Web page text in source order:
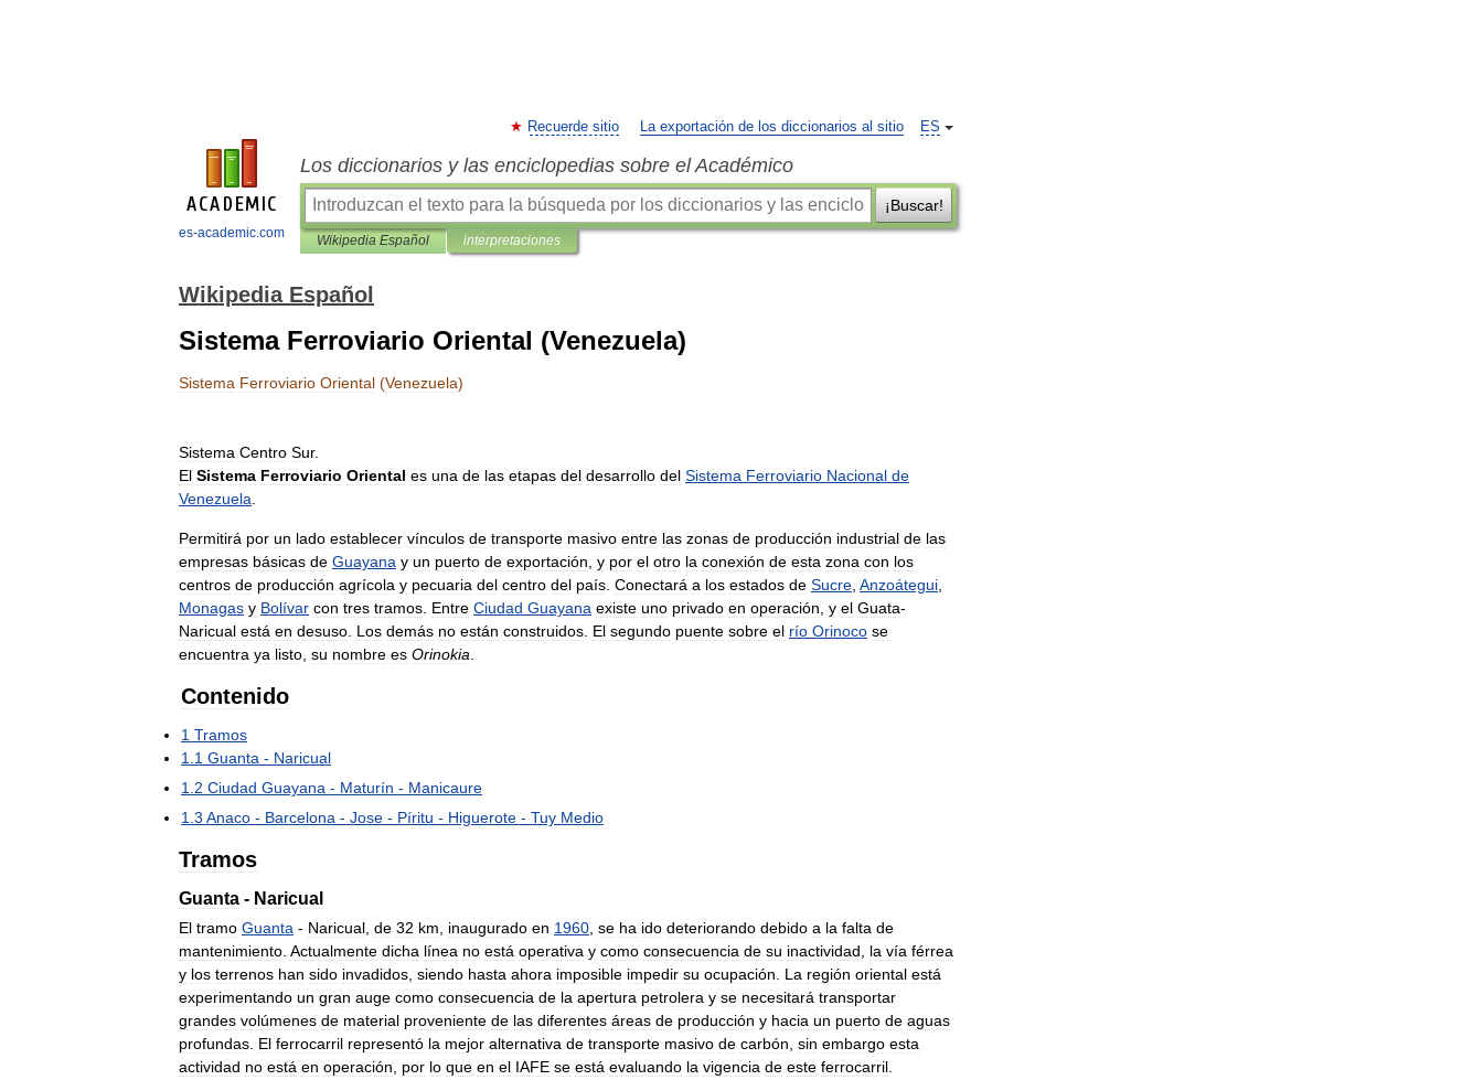
es-academic.com
ES
Recuerde sitio La exportación de los diccionarios al sitio
Los diccionarios y las enciclopedias sobre el Académico
¡Buscar!
Wikipedia Español interpretaciones
Wikipedia Español
Sistema Ferroviario Oriental (Venezuela)
Sistema Ferroviario Oriental (Venezuela)
Sistema Centro Sur.
El Sistema Ferroviario Oriental es una de las etapas del desarrollo del Sistema Ferroviario Nacional de
Venezuela
Permitirá por un lado establecer vínculos de transporte masivo entre las zonas de producción industrial de las
empresas básicas de Guayana y un puerto de exportación y por el otro la conexión de esta zona con los
centros de producción agrícola y pecuaria del centro del país Conectará a los estados de Sucre Anzoátegui
Monagas y Bolívar con tres tramos Entre Ciudad Guayana existe uno privado en operación y el Guata-
Naricual está en desuso Los demás no están construidos El segundo puente sobre el río Orinoco se
encuentra ya listo su nombre es Orinokia
Contenido
1 Tramos
1 1 Guanta - Naricual
1 2 Ciudad Guayana - Maturín - Manicaure
1 3 Anaco - Barcelona - Jose - Píritu - Higuerote - Tuy Medio
Tramos
Guanta - Naricual
El tramo Guanta - Naricual de 32 km inaugurado en 1960 se ha ido deteriorando debido a la falta de
mantenimiento Actualmente dicha línea no está operativa y como consecuencia de su inactividad la vía férrea
y los terrenos han sido invadidos siendo hasta ahora imposible impedir su ocupación La región oriental está
experimentando un gran auge como consecuencia de la apertura petrolera y se necesitará transportar
grandes volúmenes de material proveniente de las diferentes áreas de producción y hacia un puerto de aguas
profundas El ferrocarril representó la mejor alternativa de transporte masivo de carbón sin embargo esta
actividad no está en operación por lo que en el IAFE se está evaluando la vigencia de este ferrocarril